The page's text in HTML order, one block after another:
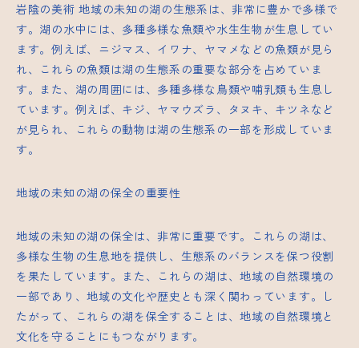
岩陰の美術 地域の未知の湖の生態系は、非常に豊かで多様で
す。湖の水中には、多種多様な魚類や水生生物が生息してい
ます。例えば、ニジマス、イワナ、ヤマメなどの魚類が見ら
れ、これらの魚類は湖の生態系の重要な部分を占めていま
す。また、湖の周囲には、多種多様な鳥類や哺乳類も生息し
ています。例えば、キジ、ヤマウズラ、タヌキ、キツネなど
が見られ、これらの動物は湖の生態系の一部を形成していま
す。
地域の未知の湖の保全の重要性
地域の未知の湖の保全は、非常に重要です。これらの湖は、
多様な生物の生息地を提供し、生態系のバランスを保つ役割
を果たしています。また、これらの湖は、地域の自然環境の
一部であり、地域の文化や歴史とも深く関わっています。し
たがって、これらの湖を保全することは、地域の自然環境と
文化を守ることにもつながります。